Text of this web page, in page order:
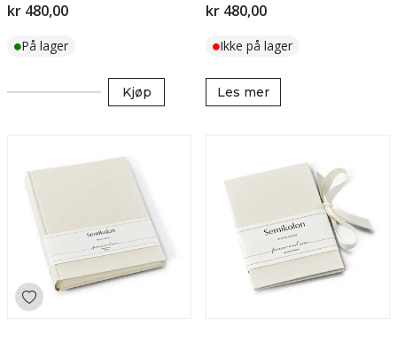
kr 480,00
På lager
Kjøp
kr 480,00
Ikke på lager
Les mer